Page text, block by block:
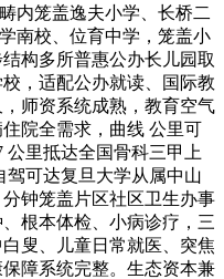
内笼盖逸夫小学、长桥二
南校、位育中学，笼盖小
构多所普惠公办长儿园取
，适配公办就读、国际教
师资系统成熟，教育空气
院全需求，曲线 公里可
公里抵达全国骨科三甲上
驾可达复旦大学从属中山
钟笼盖片区社区卫生办事
根本体检、小病诊疗，三
叟、儿童日常就医、突焦
障系统完整。生态资本兼